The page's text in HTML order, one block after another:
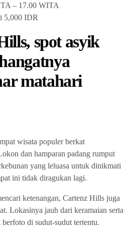
– 17.00 WITA
5,000 IDR
spot asyik
matahari
wisata populer berkat
dan hamparan padang rumput
yang leluasa untuk dinikmati
ini tidak diragukan lagi.
ketenangan, Cartenz Hills juga
Lokasinya jauh dari keramaian serta
di sudut-sudut tertentu.